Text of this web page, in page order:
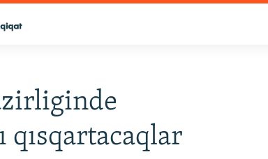
qısqartacaqlar